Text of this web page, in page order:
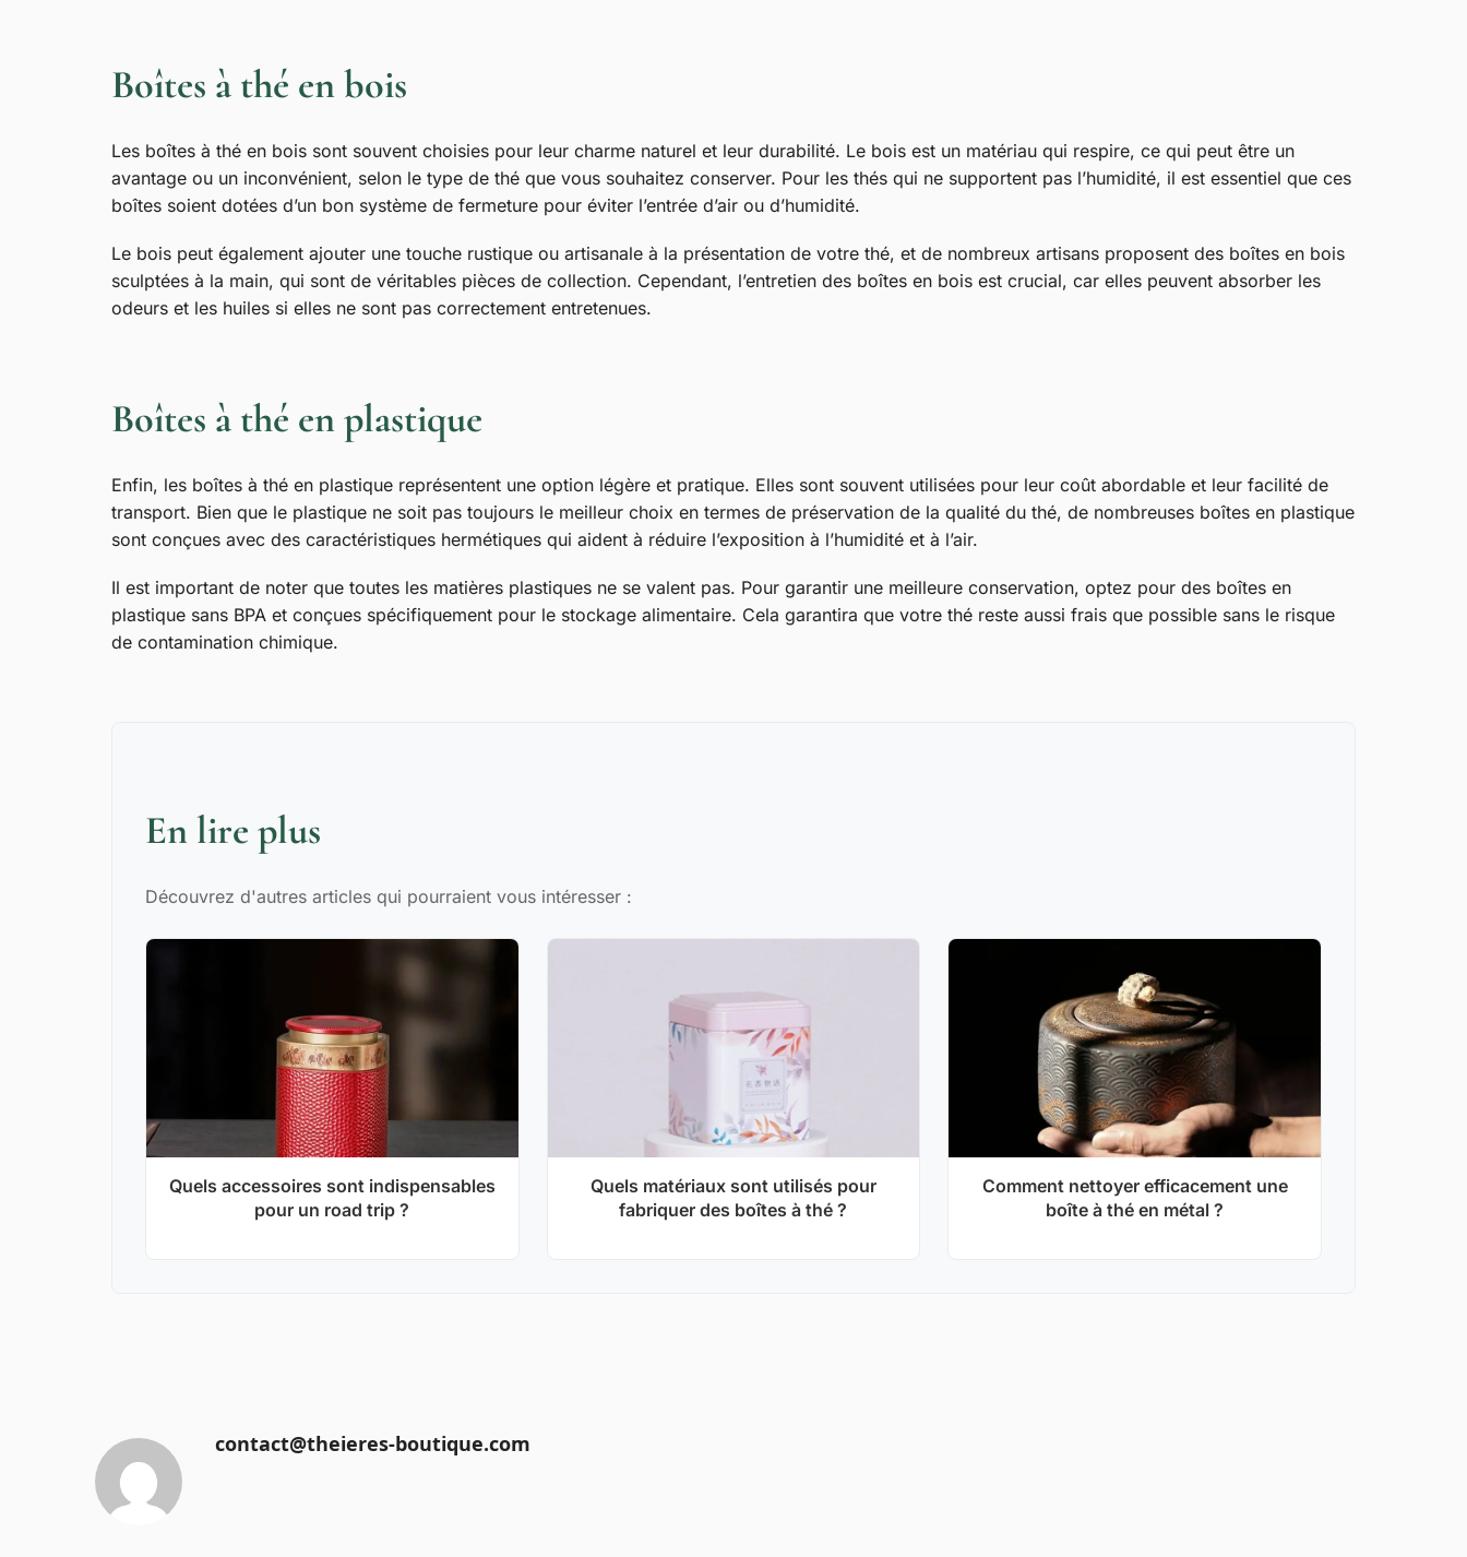
Boîtes à thé en bois
Les boîtes à thé en bois sont souvent choisies pour leur charme naturel et leur durabilité. Le bois est un matériau qui respire, ce qui peut être un
avantage ou un inconvénient, selon le type de thé que vous souhaitez conserver. Pour les thés qui ne supportent pas l’humidité, il est essentiel que ces
boîtes soient dotées d’un bon système de fermeture pour éviter l’entrée d’air ou d’humidité.
Le bois peut également ajouter une touche rustique ou artisanale à la présentation de votre thé, et de nombreux artisans proposent des boîtes en bois
sculptées à la main, qui sont de véritables pièces de collection. Cependant, l’entretien des boîtes en bois est crucial, car elles peuvent absorber les
odeurs et les huiles si elles ne sont pas correctement entretenues.
Boîtes à thé en plastique
Enfin, les boîtes à thé en plastique représentent une option légère et pratique. Elles sont souvent utilisées pour leur coût abordable et leur facilité de
transport. Bien que le plastique ne soit pas toujours le meilleur choix en termes de préservation de la qualité du thé, de nombreuses boîtes en plastique
sont conçues avec des caractéristiques hermétiques qui aident à réduire l’exposition à l’humidité et à l’air.
Il est important de noter que toutes les matières plastiques ne se valent pas. Pour garantir une meilleure conservation, optez pour des boîtes en
plastique sans BPA et conçues spécifiquement pour le stockage alimentaire. Cela garantira que votre thé reste aussi frais que possible sans le risque
de contamination chimique.
En lire plus
Découvrez d'autres articles qui pourraient vous intéresser :
Quels accessoires sont indispensables
pour un road trip ?
Quels matériaux sont utilisés pour
fabriquer des boîtes à thé ?
Comment nettoyer efficacement une
boîte à thé en métal ?
contact@theieres-boutique.com